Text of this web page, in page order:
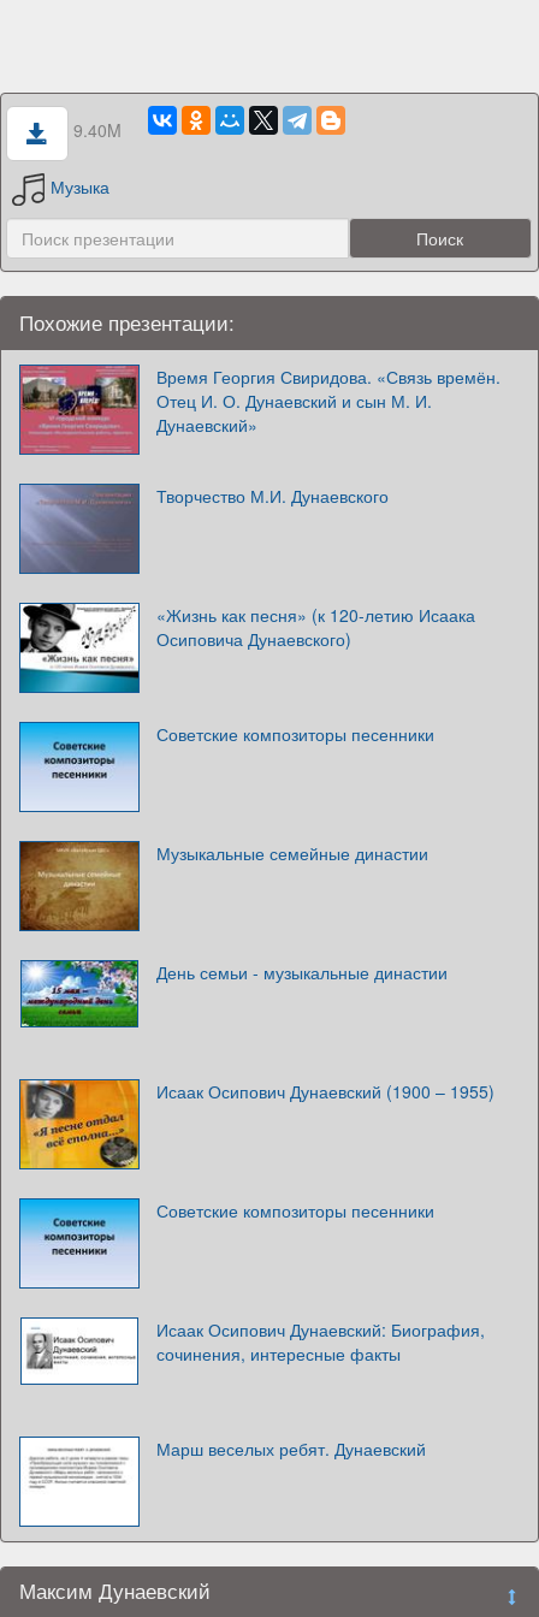
9.40M
Музыка
Похожие презентации:
Время Георгия Свиридова. «Связь времён.
Отец И. О. Дунаевский и сын М. И.
Дунаевский»
Творчество М.И. Дунаевского
«Жизнь как песня» (к 120-летию Исаака
Осиповича Дунаевского)
Советские композиторы песенники
Музыкальные семейные династии
День семьи - музыкальные династии
Исаак Осипович Дунаевский (1900 – 1955)
Советские композиторы песенники
Исаак Осипович Дунаевский: Биография,
сочинения, интересные факты
Марш веселых ребят. Дунаевский
Максим Дунаевский